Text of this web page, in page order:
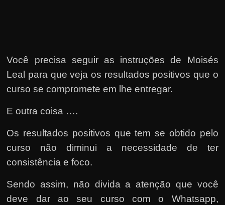
Você precisa seguir as instruções de Moisés
Leal para que veja os resultados positivos que o
curso se compromete em lhe entregar.
E outra coisa ….
Os resultados positivos que tem se obtido pelo
curso não diminui a necessidade de ter
consistência e foco.
Sendo assim, não divida a atenção que você
deve dar ao seu curso com o Whatsapp,